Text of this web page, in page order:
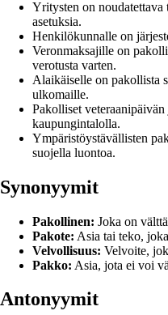
Yritysten on
asetuksia.
Henkilökunnalle on
Veronmaksajille on
verotusta varten.
Alaikäiselle on pakollista
ulkomaille.
Pakolliset
kaupungintalolla.
Ympäristöystävällisten
suojella luontoa.
Synonyymit
Pakollinen: Joka on
Pakote: Asia tai teko,
Velvollisuus: Velvoite,
Pakko: Asia, jota ei voi
Antonyymit